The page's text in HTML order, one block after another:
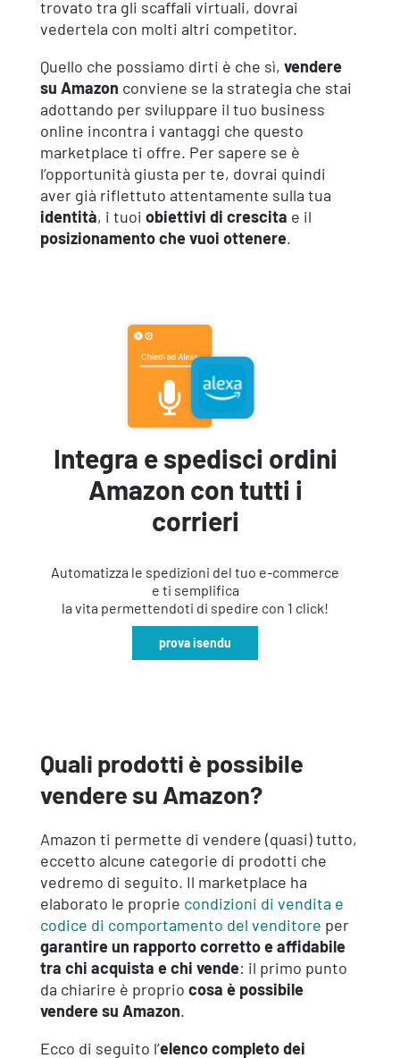
trovato tra gli scaffali virtuali, dovrai
vedertela con molti altri competitor.
Quello che possiamo dirti è che sì, vendere
su Amazon conviene se la strategia che stai
adottando per sviluppare il tuo business
online incontra i vantaggi che questo
marketplace ti offre. Per sapere se è
l’opportunità giusta per te, dovrai quindi
aver già riflettuto attentamente sulla tua
identità, i tuoi obiettivi di crescita e il
posizionamento che vuoi ottenere.
Integra e spedisci ordini
Amazon con tutti i
corrieri
Automatizza le spedizioni del tuo e-commerce
e ti semplifica
la vita permettendoti di spedire con 1 click!
prova isendu
Quali prodotti è possibile
vendere su Amazon?
Amazon ti permette di vendere (quasi) tutto,
eccetto alcune categorie di prodotti che
vedremo di seguito. Il marketplace ha
elaborato le proprie condizioni di vendita e
codice di comportamento del venditore per
garantire un rapporto corretto e affidabile
tra chi acquista e chi vende: il primo punto
da chiarire è proprio cosa è possibile
vendere su Amazon.
Ecco di seguito l’elenco completo dei